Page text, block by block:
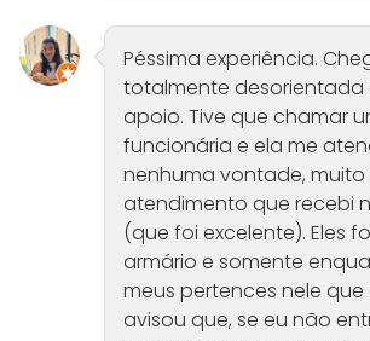
Péssima experiência.
totalmente desorientada
apoio. Tive que chamar
funcionária e ela me
nenhuma vontade,
atendimento que recebi
(que foi excelente). Eles
armário e somente
meus pertences nele
avisou que, se eu não